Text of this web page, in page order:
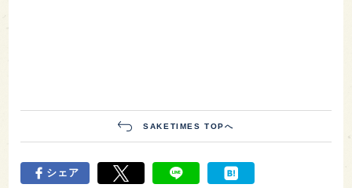
SAKETIMES TOPへ
シェア